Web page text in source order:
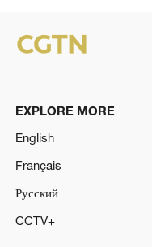
EXPLORE MORE
English
Français
Русский
CCTV+